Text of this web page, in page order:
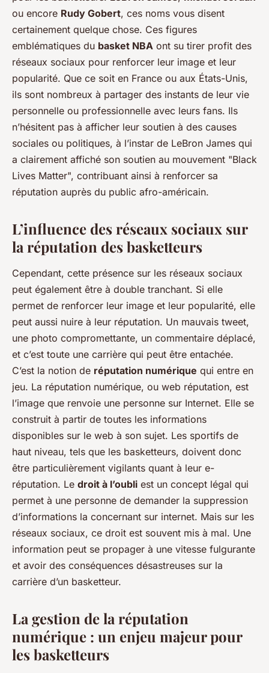
ou encore Rudy Gobert, ces noms vous disent
certainement quelque chose. Ces figures
emblématiques du basket NBA ont su tirer profit des
réseaux sociaux pour renforcer leur image et leur
popularité. Que ce soit en France ou aux États-Unis,
ils sont nombreux à partager des instants de leur vie
personnelle ou professionnelle avec leurs fans. Ils
n’hésitent pas à afficher leur soutien à des causes
sociales ou politiques, à l’instar de LeBron James qui
a clairement affiché son soutien au mouvement "Black
Lives Matter", contribuant ainsi à renforcer sa
réputation auprès du public afro-américain.
L’influence des réseaux sociaux sur
la réputation des basketteurs
Cependant, cette présence sur les réseaux sociaux
peut également être à double tranchant. Si elle
permet de renforcer leur image et leur popularité, elle
peut aussi nuire à leur réputation. Un mauvais tweet,
une photo compromettante, un commentaire déplacé,
et c’est toute une carrière qui peut être entachée.
C’est la notion de réputation numérique qui entre en
jeu. La réputation numérique, ou web réputation, est
l’image que renvoie une personne sur Internet. Elle se
construit à partir de toutes les informations
disponibles sur le web à son sujet. Les sportifs de
haut niveau, tels que les basketteurs, doivent donc
être particulièrement vigilants quant à leur e-
réputation. Le droit à l’oubli est un concept légal qui
permet à une personne de demander la suppression
d’informations la concernant sur internet. Mais sur les
réseaux sociaux, ce droit est souvent mis à mal. Une
information peut se propager à une vitesse fulgurante
et avoir des conséquences désastreuses sur la
carrière d’un basketteur.
La gestion de la réputation
numérique : un enjeu majeur pour
les basketteurs